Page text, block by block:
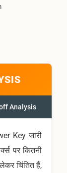
Analysis
Key जारी
पर कितनी
चिंतित हैं,